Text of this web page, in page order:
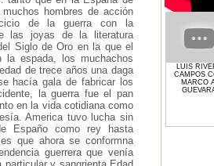
hombres de acción
de la guerra con la
las joyas de la literatura
Siglo de Oro en la que el
la espada, los muchachos
de trece años una daga
hacía gala de fabricar los
la guerra fue el pan
en la vida cotidiana como
America tuvo lucha sin
Españo como rey hasta
que ahora se conformna
guerrera que venía
LUIS
CAMPOS
MARCO